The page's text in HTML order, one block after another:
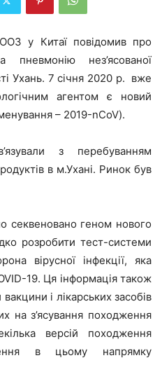
у Китаї повідомив про
пневмонію нез’ясованої
Ухань. 7 січня 2020 р. вже
агентом є новий
– 2019-nCoV).
з перебуванням
в м.Ухані. Ринок був
секвеновано геном нового
розробити тест-системи
вірусної інфекції, яка
19. Ця інформація також
і лікарських засобів
на з’ясування походження
версій походження
в цьому напрямку